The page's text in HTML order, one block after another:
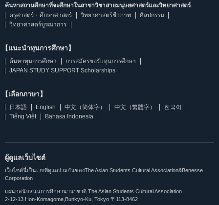
ค้นหาสถานศึกษาที่จะศึกษาในสาขาวิชาสายมนุษยศาสตร์และวิทยาศาสตร์
ครุศาสตร์・ศึกษาศาสตร์
วิทยาศาสตร์ชีวภาพ
ศิลปกรรม
วิทยาศาสตร์บูรณาการ
【แนะนำทุนการศึกษา】
ค้นหาทุนการศึกษา
การสมัครขอรับทุนการศึกษา
JAPAN STUDY SUPPORT Scholarships
【เลือกภาษา】
日本語 English 中文（简体字） 中文（繁體字）
한국어
Tiếng Việt
Bahasa Indonesia
ผู้ดูแลเว็บไซต์
เว็บไซต์นี้เป็นเวบที่ดูแลร่วมกันของThe Asian Students Cultural Association&Benesse
Corporation
แผนกสนับสนุนการศึกษานานาชาติ The Asian Students Cultural Association
2-12-13 Hon-Komagome,Bunkyo-Ku, Tokyo 〒113-8462